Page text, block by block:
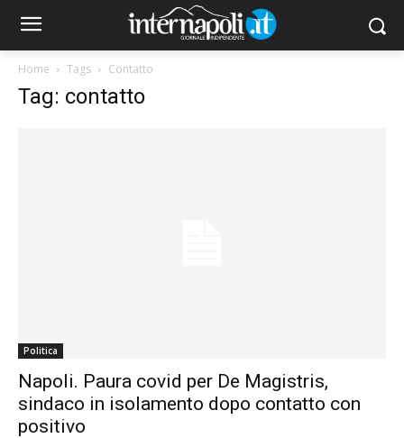
Home Tags Contatto
Tag: contatto
Politica
Napoli. Paura covid per De Magistris,
sindaco in isolamento dopo contatto con
positivo